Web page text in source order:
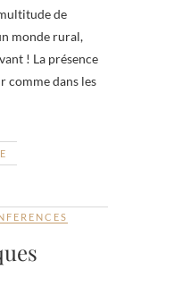
de
monde rural,
! La présence
comme dans les